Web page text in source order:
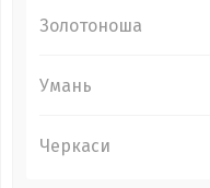
Золотоноша
Умань
Черкаси